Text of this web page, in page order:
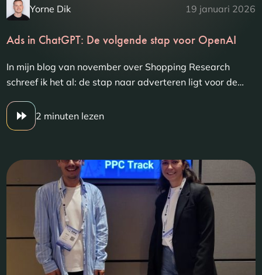
Yorne Dik 19 januari 2026
Ads in ChatGPT: De volgende stap voor OpenAI
In mijn blog van november over Shopping Research
schreef ik het al: de stap naar adverteren ligt voor de…
2 minuten lezen